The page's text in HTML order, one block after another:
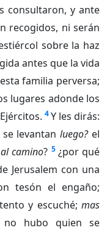
consultaron, y ante
recogidos, ni serán
sobre la haz
antes que la vida
familia perversa;
lugares adonde los
4Y les dirás:
se levantanluego?el
al camino? 5 ¿por qué
Jerusalem con una
tesón el engaño;
y escuché;mas
hubo quien se